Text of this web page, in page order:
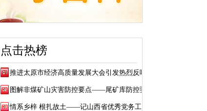
点击热榜
推进太原市经济高质量发展大会引发热烈反响
图解非煤矿山灾害防控要点——尾矿库防控要点
情系乡梓 根扎故土——记山西省优秀党务工作...